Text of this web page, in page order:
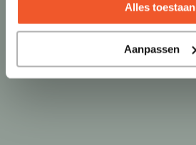
Alles toestaan
Aanpassen